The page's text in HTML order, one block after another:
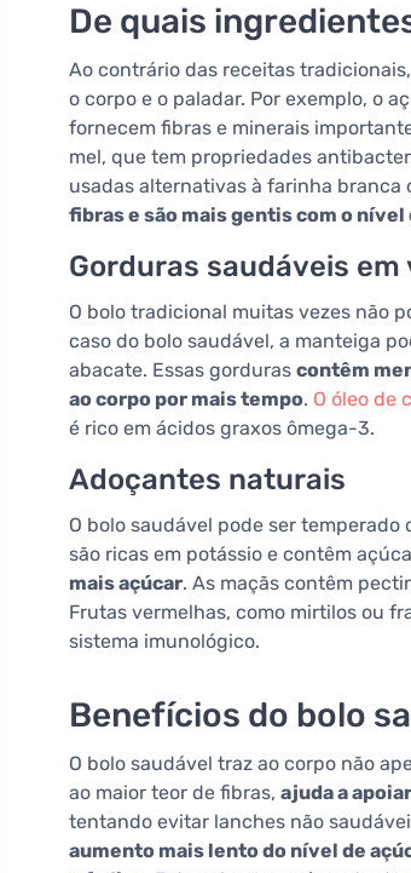
De quais
Ao contrário das receitas
o corpo e o paladar. Por exemplo, o
fornecem fibras e minerais
mel, que tem propriedades
usadas alternativas à farinha branca
fibras e são mais gentis com o nível
Gorduras saudáveis
O bolo tradicional muitas vezes não
caso do bolo saudável, a manteiga
abacate. Essas gorduras contêm
ao corpo por mais tempo. O óleo de
é rico em ácidos graxos ômega-3.
Adoçantes naturais
O bolo saudável pode ser
são ricas em potássio e contêm
mais açúcar. As maçãs contêm
Frutas vermelhas, como mirtilos ou
sistema imunológico.
Benefícios do bolo
O bolo saudável traz ao corpo não
ao maior teor de fibras, ajuda a
tentando evitar lanches não
aumento mais lento do nível de